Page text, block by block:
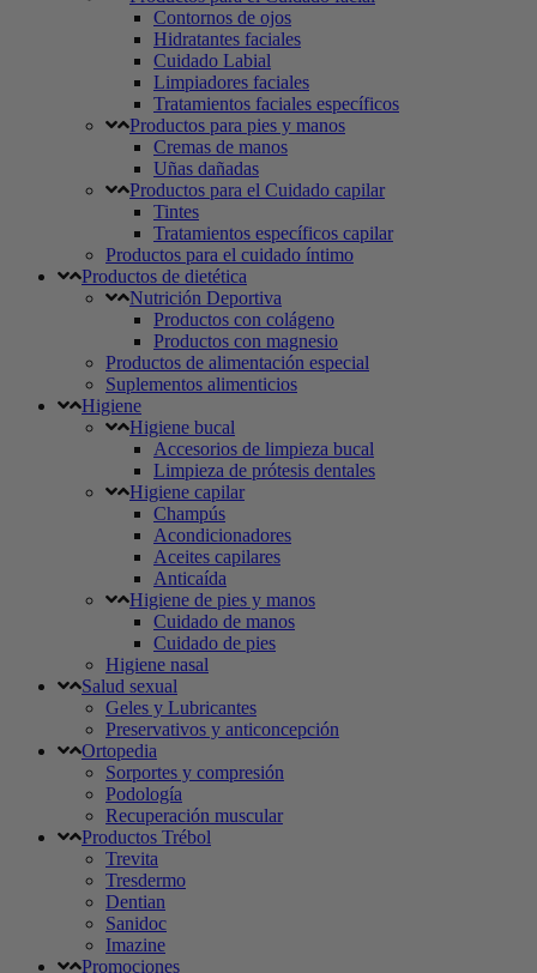
Contornos de ojos
Hidratantes faciales
Cuidado Labial
Limpiadores faciales
Tratamientos faciales específicos
Productos para pies y manos
Cremas de manos
Uñas dañadas
Productos para el Cuidado capilar
Tintes
Tratamientos específicos capilar
Productos para el cuidado íntimo
Productos de dietética
Nutrición Deportiva
Productos con colágeno
Productos con magnesio
Productos de alimentación especial
Suplementos alimenticios
Higiene
Higiene bucal
Accesorios de limpieza bucal
Limpieza de prótesis dentales
Higiene capilar
Champús
Acondicionadores
Aceites capilares
Anticaída
Higiene de pies y manos
Cuidado de manos
Cuidado de pies
Higiene nasal
Salud sexual
Geles y Lubricantes
Preservativos y anticoncepción
Ortopedia
Sorportes y compresión
Podología
Recuperación muscular
Productos Trébol
Trevita
Tresdermo
Dentian
Sanidoc
Imazine
Promociones